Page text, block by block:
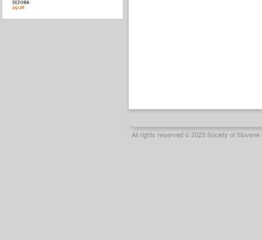
All rights reserved © 2023 Society of